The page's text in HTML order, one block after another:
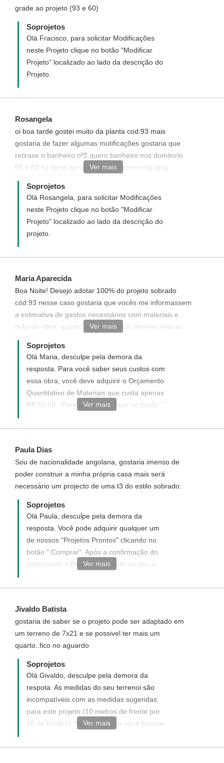
grade ao projeto (93 e 60)
Soprojetos
Olá Fracisco, para solicitar Modificações
neste Projeto clique no botão "Modificar
Projeto" localizado ao lado da descrição do
Projeto.
Rosangela
oi boa tarde gostei muito da planta cod:93 mais
gostaria de fazer algumas motificações gostaria que
retirase o banheiro nº2 quero banheiro nos domitorio
01 e 02.na perte terrio gostati de acrecenta uma
biblioteca e 01 banheiro na parte de serviço a não vi
garagem nessa planta tambem quero
Ver mais
Soprojetos
Olá Rosangela, para solicitar Modificações
neste Projeto clique no botão "Modificar
Projeto" localizado ao lado da descrição do
projeto.
Maria Aparecida
Boa Noite! Desejo adotar 100% do projeto sobrado
cód:93 nesse caso gostaria que vocês me informassem
a estimativa de gastos necessários com materiais e
mão-de-obra, quanto a metragem do terreno veja as
medidas e se épossível a realização da construção.
304,39 m2 sendo frente=7,775 D=2.537 fundo= 10,000
direito=29,803 esquerdo=30,000 No Aguardo!
Obrigada!
Ver mais
Soprojetos
Olá Maria, desculpe pela demora da
resposta. Para você saber seus custos com
essa obra, você deve adquirir o Orçamento
Quantitativo de Materiais que custa apenas
R$ 50,00 . Para adquirí-lo clique no botão "
da descrição do Projeto.
Ver mais
Paula Dias
Sou de nacionalidade angolana, gostaria imenso de
poder construir a minha própria casa mais será
necessário um projecto de uma t3 do estilo sobrado.
Soprojetos
Olá Paula, desculpe pela demora da
resposta. Você pode adquirir qualquer um
de nossos "Projetos Prontos" clicando no
botão " Comprar". Após a confirmação do
pagamento o Projeto é enviado ao seu e-
Ver mais
Jivaldo Batista
gostaria de saber se o projeto pode ser adaptado em
um terreno de 7x21 e se possivel ter mais um
quarto..fico no aguardo
Soprojetos
Olá Givaldo, desculpe pela demora da
respota. As medidas do seu terrenoi são
incompatíveis com as medidas sugeridas
para este projeto (10 metros de frente por
16 de fundos). Sugerimos que você busque
melhor as dimensões do seu terreno, basta
Ver mais